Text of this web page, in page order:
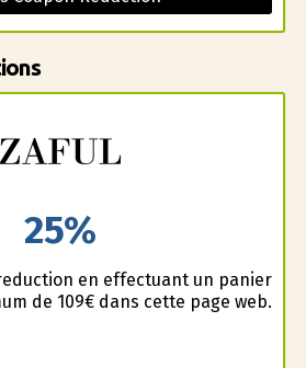
25%
reduction en effectuant un panier
de 109€ dans cette page web.